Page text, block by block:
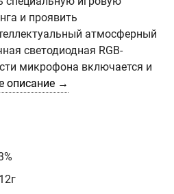
и проявить
атмосферный
светодиодная RGB-
микрофона включается и
описание →